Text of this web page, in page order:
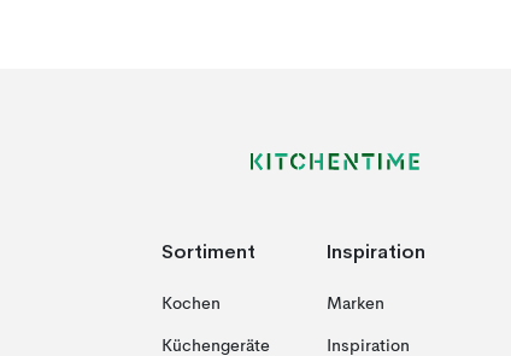
Sortiment
Kochen
Küchengeräte
Inspiration
Marken
Inspiration